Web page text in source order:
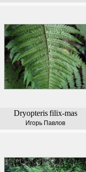
Dryopteris filix-mas
Игорь Павлов